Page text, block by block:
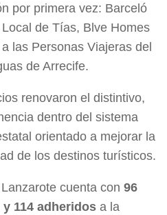
por primera vez: Barceló
de Tías, Blve Homes
las Personas Viajeras del
de Arrecife.
renovaron el distintivo,
dentro del sistema
orientado a mejorar la
de los destinos turísticos.
cuenta con 96
114 adheridos a la